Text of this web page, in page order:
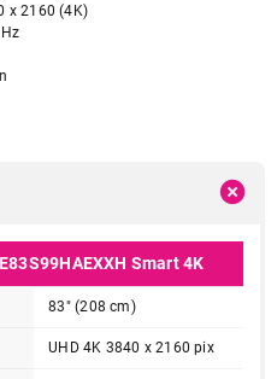
x 2160 (4K)
Smart 4K
83" (208 cm)
UHD 4K 3840 x 2160 pix